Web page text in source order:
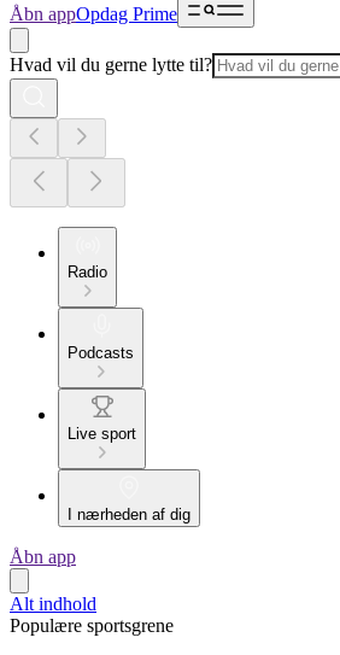
Åbn appOpdag Prime
Hvad vil du gerne lytte til?
Radio
Podcasts
Live sport
I nærheden af dig
Åbn app
Alt indhold
Populære sportsgrene